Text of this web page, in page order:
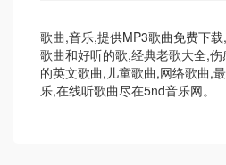
歌曲,音乐,提供MP3歌曲免费下
歌曲和好听的歌,经典老歌大全,
的英文歌曲,儿童歌曲,网络歌曲,
乐,在线听歌曲尽在5nd音乐网。